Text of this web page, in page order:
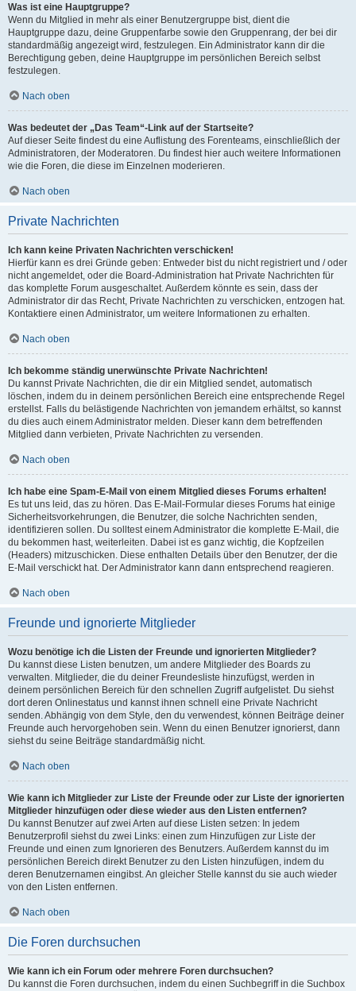
Was ist eine Hauptgruppe?
Wenn du Mitglied in mehr als einer Benutzergruppe bist, dient die
Hauptgruppe dazu, deine Gruppenfarbe sowie den Gruppenrang, der bei dir
standardmäßig angezeigt wird, festzulegen. Ein Administrator kann dir die
Berechtigung geben, deine Hauptgruppe im persönlichen Bereich selbst
festzulegen.
Nach oben
Was bedeutet der „Das Team“-Link auf der Startseite?
Auf dieser Seite findest du eine Auflistung des Forenteams, einschließlich der
Administratoren, der Moderatoren. Du findest hier auch weitere Informationen
wie die Foren, die diese im Einzelnen moderieren.
Nach oben
Private Nachrichten
Ich kann keine Privaten Nachrichten verschicken!
Hierfür kann es drei Gründe geben: Entweder bist du nicht registriert und / oder
nicht angemeldet, oder die Board-Administration hat Private Nachrichten für
das komplette Forum ausgeschaltet. Außerdem könnte es sein, dass der
Administrator dir das Recht, Private Nachrichten zu verschicken, entzogen hat.
Kontaktiere einen Administrator, um weitere Informationen zu erhalten.
Nach oben
Ich bekomme ständig unerwünschte Private Nachrichten!
Du kannst Private Nachrichten, die dir ein Mitglied sendet, automatisch
löschen, indem du in deinem persönlichen Bereich eine entsprechende Regel
erstellst. Falls du belästigende Nachrichten von jemandem erhältst, so kannst
du dies auch einem Administrator melden. Dieser kann dem betreffenden
Mitglied dann verbieten, Private Nachrichten zu versenden.
Nach oben
Ich habe eine Spam-E-Mail von einem Mitglied dieses Forums erhalten!
Es tut uns leid, das zu hören. Das E-Mail-Formular dieses Forums hat einige
Sicherheitsvorkehrungen, die Benutzer, die solche Nachrichten senden,
identifizieren sollen. Du solltest einem Administrator die komplette E-Mail, die
du bekommen hast, weiterleiten. Dabei ist es ganz wichtig, die Kopfzeilen
(Headers) mitzuschicken. Diese enthalten Details über den Benutzer, der die
E-Mail verschickt hat. Der Administrator kann dann entsprechend reagieren.
Nach oben
Freunde und ignorierte Mitglieder
Wozu benötige ich die Listen der Freunde und ignorierten Mitglieder?
Du kannst diese Listen benutzen, um andere Mitglieder des Boards zu
verwalten. Mitglieder, die du deiner Freundesliste hinzufügst, werden in
deinem persönlichen Bereich für den schnellen Zugriff aufgelistet. Du siehst
dort deren Onlinestatus und kannst ihnen schnell eine Private Nachricht
senden. Abhängig von dem Style, den du verwendest, können Beiträge deiner
Freunde auch hervorgehoben sein. Wenn du einen Benutzer ignorierst, dann
siehst du seine Beiträge standardmäßig nicht.
Nach oben
Wie kann ich Mitglieder zur Liste der Freunde oder zur Liste der ignorierten
Mitglieder hinzufügen oder diese wieder aus den Listen entfernen?
Du kannst Benutzer auf zwei Arten auf diese Listen setzen: In jedem
Benutzerprofil siehst du zwei Links: einen zum Hinzufügen zur Liste der
Freunde und einen zum Ignorieren des Benutzers. Außerdem kannst du im
persönlichen Bereich direkt Benutzer zu den Listen hinzufügen, indem du
deren Benutzernamen eingibst. An gleicher Stelle kannst du sie auch wieder
von den Listen entfernen.
Nach oben
Die Foren durchsuchen
Wie kann ich ein Forum oder mehrere Foren durchsuchen?
Du kannst die Foren durchsuchen, indem du einen Suchbegriff in die Suchbox